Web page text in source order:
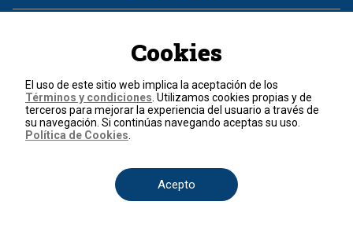
Política de cookies
Términos y condiciones
© 2026, RCN Medios.
Todos los derechos reservados.
Cookies
El uso de este sitio web implica la aceptación de los
Términos y condiciones . Utilizamos cookies propias y de
terceros para mejorar la experiencia del usuario a través de
su navegación. Si continúas navegando aceptas su uso.
Política de Cookies
Acepto